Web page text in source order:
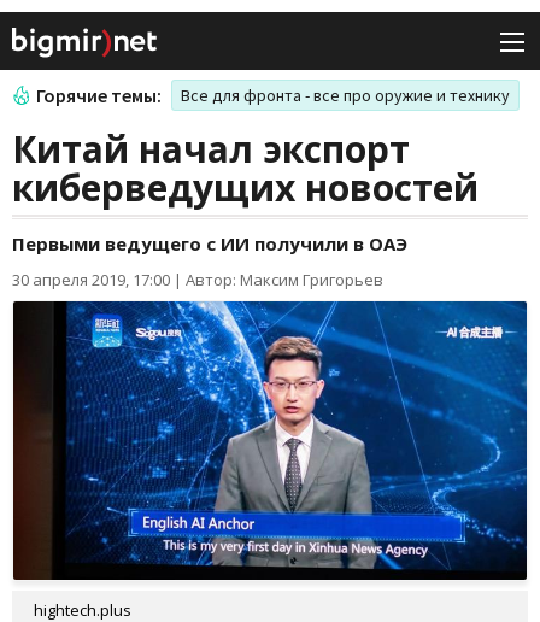
Горячие темы: Все для фронта - все про оружие и технику
Китай начал экспорт
киберведущих новостей
Первыми ведущего с ИИ получили в ОАЭ
30 апреля 2019, 17:00 | Автор: Максим Григорьев
hightech.plus